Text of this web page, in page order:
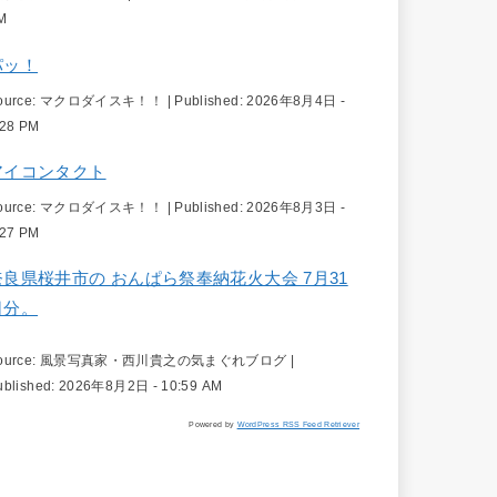
！
マクロダイスキ！！ | Published:2026年8月4日 -
PM
イコンタクト
マクロダイスキ！！ Published:2026年8月3日 -
PM
良県桜井市の おんぱら祭奉納花火大会 7月31
分。
風景写真家・西川貴之の気まぐれブログ
2026年8月2日 - 10:59 AM
Powered by WordPress RSS Feed Retriever